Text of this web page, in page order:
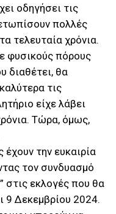
οδηγήσει τις
πολλές
τελευταία χρόνια.
φυσικούς πόρους
διαθέτει, θα
τις
είχε λάβει
Τώρα, όμως,
έχουν την ευκαιρία
τον συνδυασμό
στις εκλογές που θα
9 Δεκεμβρίου 2024.